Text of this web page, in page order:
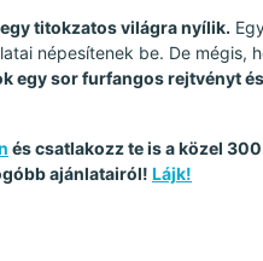
titokzatos világra nyílik.
népesítenek be. De mégis,
egy sor furfangos rejtvényt
és csatlakozz te is a közel
ajánlatairól! Lájk!